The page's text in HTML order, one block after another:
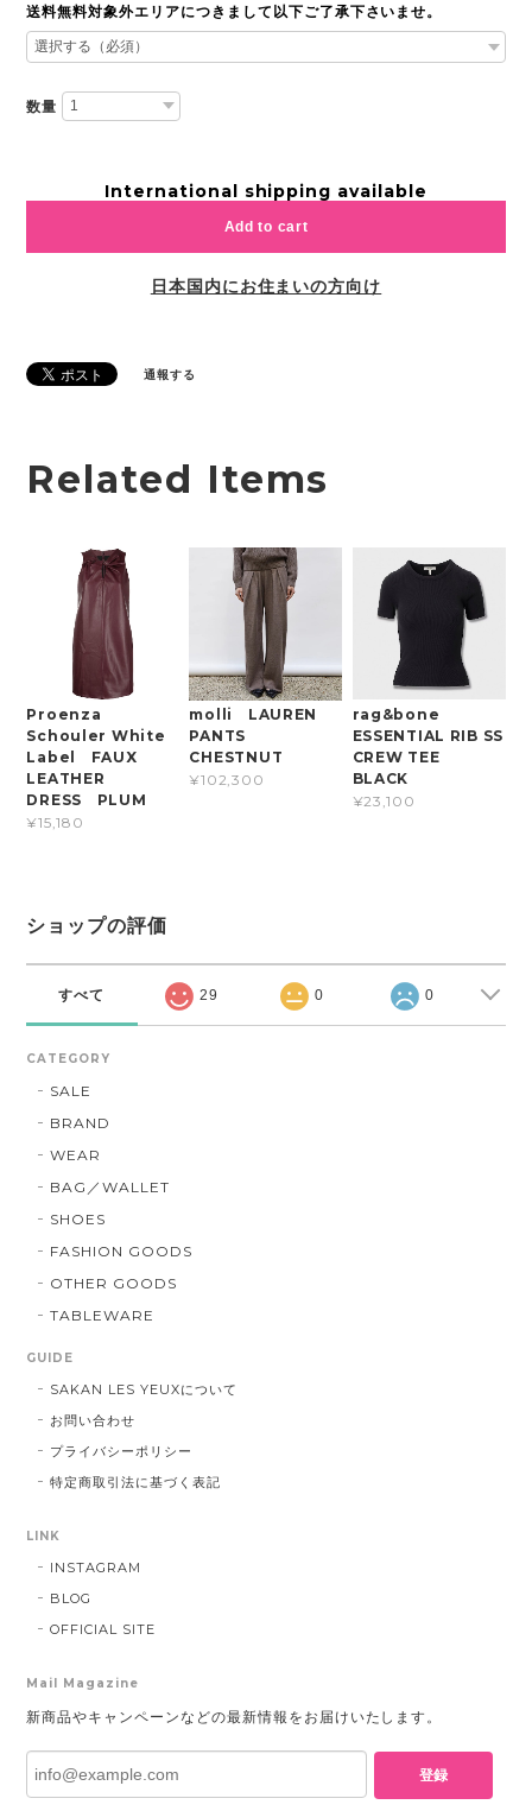
送料無料対象外エリアにつきまして以下ご了承下さいませ。
数量
International shipping available
Add to cart
日本国内にお住まいの方向け
通報する
Related Items
Proenza
Schouler White
Label FAUX
LEATHER
DRESS PLUM
¥15,180
molli LAUREN
PANTS
CHESTNUT
¥102,300
rag&bone
ESSENTIAL RIB SS
CREW TEE
BLACK
¥23,100
ショップの評価
すべて 29 0 0
CATEGORY
SALE
BRAND
WEAR
BAG／WALLET
SHOES
FASHION GOODS
OTHER GOODS
TABLEWARE
GUIDE
SAKAN LES YEUXについて
お問い合わせ
プライバシーポリシー
特定商取引法に基づく表記
LINK
INSTAGRAM
BLOG
OFFICIAL SITE
Mail Magazine
新商品やキャンペーンなどの最新情報をお届けいたします。
登録